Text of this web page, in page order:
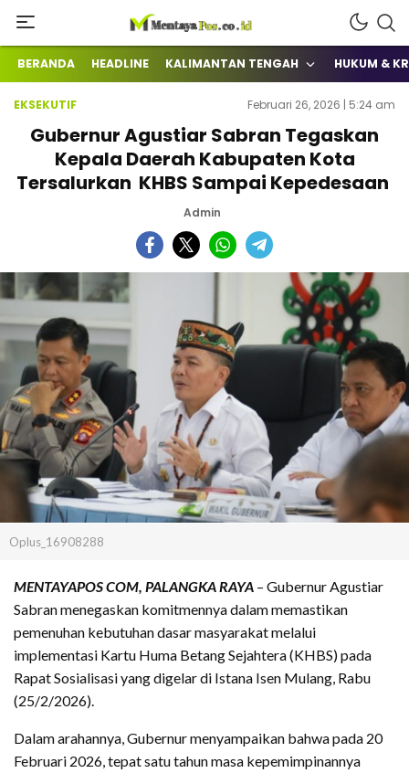
mentayapos.co.id
Terkini Mengabarkan
BERANDA HEADLINE KALIMANTAN TENGAH HUKUM &
EKSEKUTIF Februari 26, 2026 | 5:24 am
Gubernur Agustiar Sabran Tegaskan
Kepala Daerah Kabupaten Kota
Tersalurkan KHBS Sampai Kepedesaan
Admin
Oplus_16908288
MENTAYAPOS COM, PALANGKA RAYA – Gubernur Agustiar
Sabran menegaskan komitmennya dalam memastikan
pemenuhan kebutuhan dasar masyarakat melalui
implementasi Kartu Huma Betang Sejahtera (KHBS) pada
Rapat Sosialisasi yang digelar di Istana Isen Mulang, Rabu
(25/2/2026).
Dalam arahannya, Gubernur menyampaikan bahwa pada 20
Februari 2026, tepat satu tahun masa kepemimpinannya